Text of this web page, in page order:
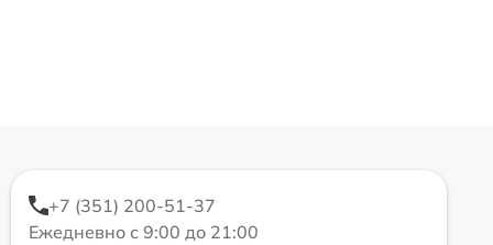
+7 (351) 200-51-37
Ежедневно с 9:00 до 21:00